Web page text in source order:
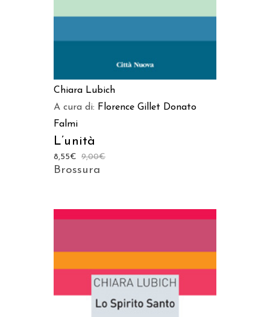
Chiara Lubich
A cura di: Florence Gillet Donato
Falmi
L’unità
9,00€
8,55€
Brossura